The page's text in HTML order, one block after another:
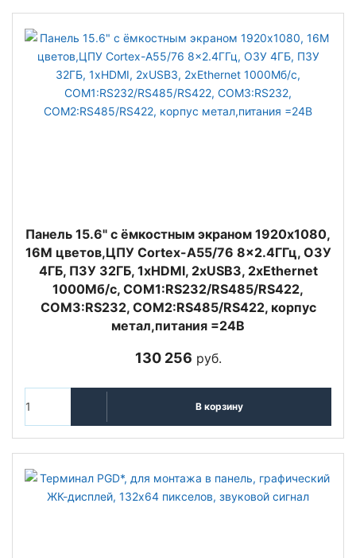
Панель 15.6" с ёмкостным экраном 1920х1080,
16M цветов,ЦПУ Cortex-A55/76 8x2.4ГГц, ОЗУ
4ГБ, ПЗУ 32ГБ, 1xHDMI, 2хUSB3, 2xEthernet
1000Мб/с, COM1:RS232/RS485/RS422,
COM3:RS232, COM2:RS485/RS422, корпус
метал,питания =24В
130 256 руб.
В корзину